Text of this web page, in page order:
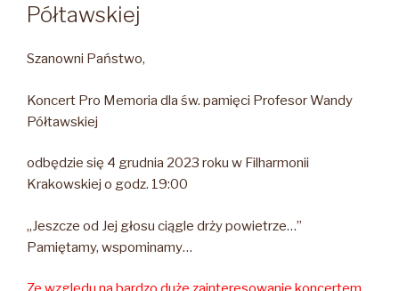
Półtawskiej
Szanowni Państwo,
Koncert Pro Memoria dla św. pamięci Profesor Wandy
Półtawskiej
odbędzie się 4 grudnia 2023 roku w Filharmonii
Krakowskiej o godz. 19:00
„Jeszcze od Jej głosu ciągle drży powietrze…”
Pamiętamy, wspominamy…